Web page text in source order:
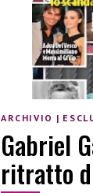
ARCHIVIO |
Gabriel
ritratto